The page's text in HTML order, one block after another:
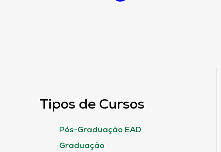
Tipos de Cursos
Pós-Graduação EAD
Graduação